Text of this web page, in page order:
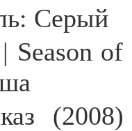
Серый
Season